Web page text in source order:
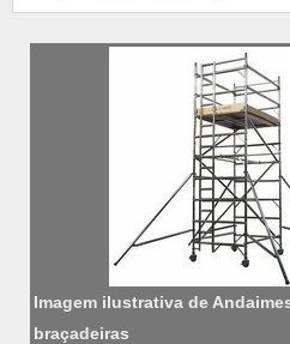
montagens e
andaimes.DIFERENCIAIS
PRANCHÃO DE
Imagem ilustrativa de
braçadeiras